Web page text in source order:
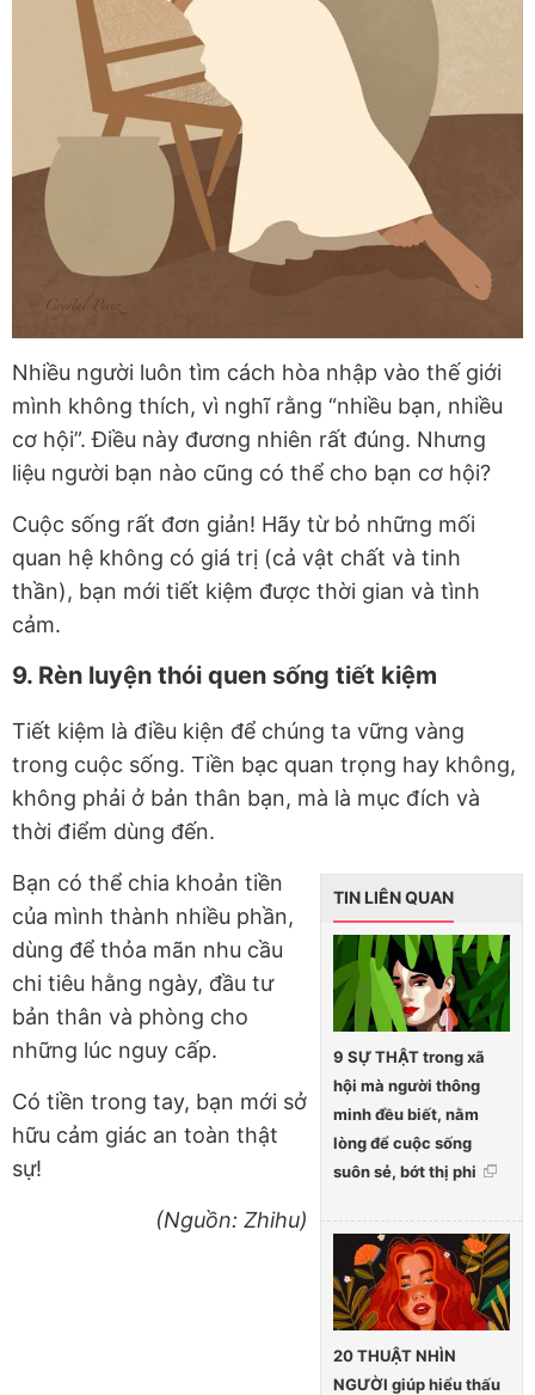
Nhiều người luôn tìm cách hòa nhập vào thế giới
mình không thích, vì nghĩ rằng “nhiều bạn, nhiều
cơ hội”. Điều này đương nhiên rất đúng. Nhưng
liệu người bạn nào cũng có thể cho bạn cơ hội?
Cuộc sống rất đơn giản! Hãy từ bỏ những mối
quan hệ không có giá trị (cả vật chất và tinh
thần), bạn mới tiết kiệm được thời gian và tình
cảm.
9. Rèn luyện thói quen sống tiết kiệm
Tiết kiệm là điều kiện để chúng ta vững vàng
trong cuộc sống. Tiền bạc quan trọng hay không,
không phải ở bản thân bạn, mà là mục đích và
thời điểm dùng đến.
TIN LIÊN QUAN
9 SỰ THẬT trong xã
hội mà người thông
minh đều biết, nằm
lòng để cuộc sống
suôn sẻ, bớt thị phi
20 THUẬT NHÌN
NGƯỜI giúp hiểu thấu
Bạn có thể chia khoản tiền
của mình thành nhiều phần,
dùng để thỏa mãn nhu cầu
chi tiêu hằng ngày, đầu tư
bản thân và phòng cho
những lúc nguy cấp.
Có tiền trong tay, bạn mới sở
hữu cảm giác an toàn thật
sự!
(Nguồn: Zhihu)